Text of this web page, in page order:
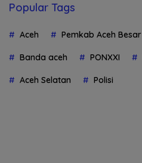
Popular Tags
Aceh Pemkab Aceh Besar
Banda aceh PONXXI
Aceh Selatan Polisi